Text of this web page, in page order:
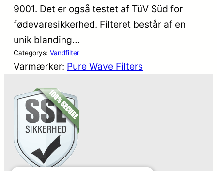
9001. Det er også testet af TüV Süd for
fødevaresikkerhed. Filteret består af en
unik blanding…
Categorys: Vandfilter
Varmærker: Pure Wave Filters